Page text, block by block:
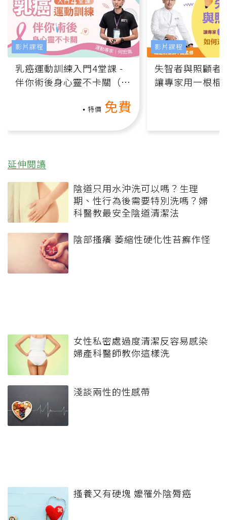
乳癌運動訓練入門4堂課 -
伴你術後身心靈不卡關（線
特價 免費
影片課程
失智者與照顧者
讓專家用一根棍
影片課程
延伸閱讀
陰道只用水沖洗可以嗎？生理
期、性行為後需要特別洗嗎？婦
科醫教最安全陰道清潔法
陰部搔癢 萎縮性硬化性苔癬作怪
女性私密處過度清潔反容易感染
婦產科醫師教你這樣洗
淺談兩性的性感帶
搔養又有硬塊 嬤罹外陰脣癌